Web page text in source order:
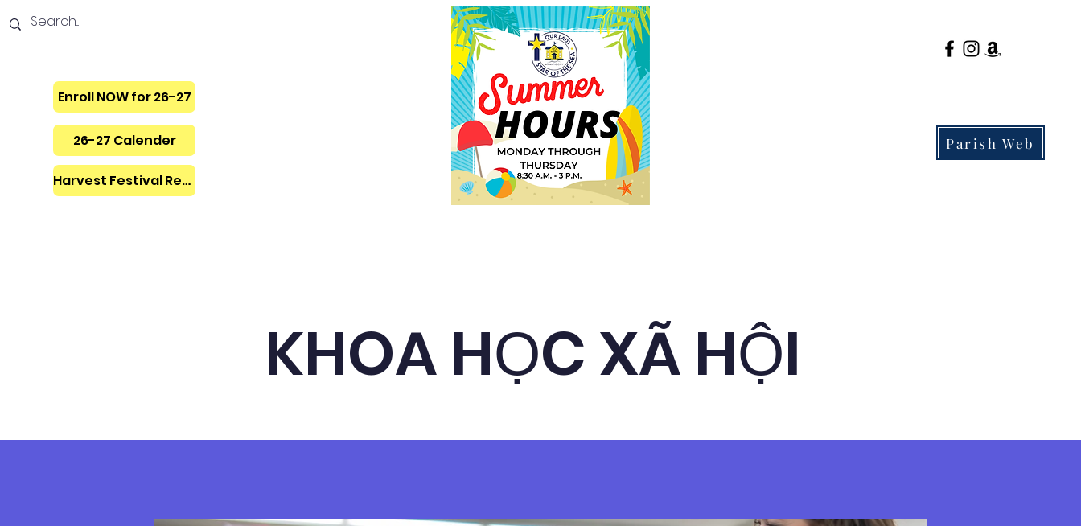
Enroll NOW for 26-27
26-27 Calender
Harvest Festival Regis.
Parish Web
KHOA HỌC XÃ HỘI